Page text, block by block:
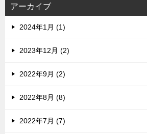
アーカイブ
2024年1月 (1)
2023年12月 (2)
2022年9月 (2)
2022年8月 (8)
2022年7月 (7)